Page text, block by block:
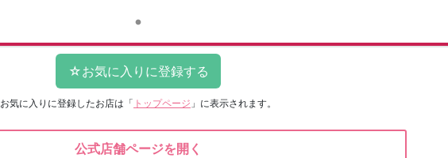
お気に入りに登録したお店は 「 トップページ 」に表示されます。
公式店舗ページを開く